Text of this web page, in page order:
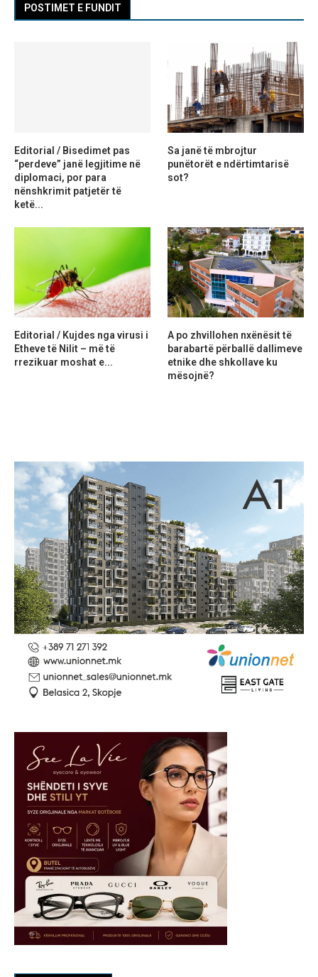
POSTIMET E FUNDIT
Editorial / Bisedimet pas
“perdeve” janë legjitime në
diplomaci, por para
nënshkrimit patjetër të
ketë...
Sa janë të mbrojtur
punëtorët e ndërtimtarisë
sot?
Editorial / Kujdes nga virusi i
Etheve të Nilit – më të
rrezikuar moshat e...
A po zhvillohen nxënësit të
barabartë përballë dallimeve
etnike dhe shkollave ku
mësojnë?